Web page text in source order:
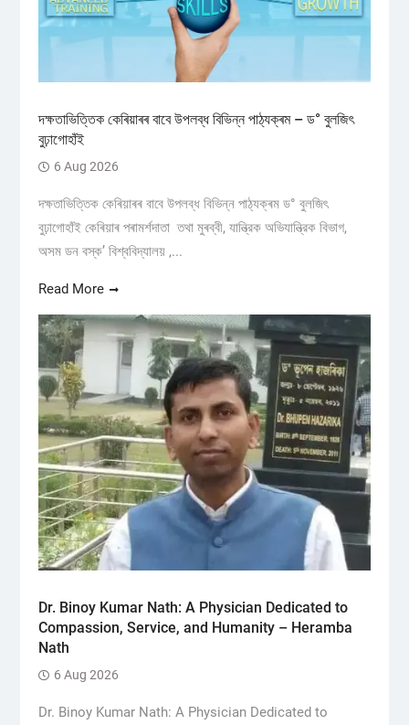
দক্ষতাভিত্তিক কেৰিয়াৰৰ বাবে উপলব্ধ বিভিন্ন পাঠ্যক্ৰম – ড° বুলজিৎ
বুঢ়াগোহাঁই
6 Aug 2026
দক্ষতাভিত্তিক কেৰিয়াৰৰ বাবে উপলব্ধ বিভিন্ন পাঠ্যক্ৰম ড° বুলজিৎ
বুঢ়াগোহাঁই কেৰিয়াৰ পৰামৰ্শদাতা তথা মুৰব্বী, যান্ত্রিক অভিযান্ত্রিক বিভাগ,
অসম ডন বস্ক’ বিশ্ববিদ্যালয় ,...
Read More
Dr. Binoy Kumar Nath: A Physician Dedicated to
Compassion, Service, and Humanity – Heramba
Nath
6 Aug 2026
Dr. Binoy Kumar Nath: A Physician Dedicated to